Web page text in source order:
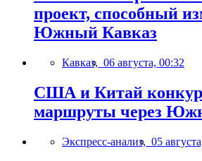
проект, способный
Южный Кавказ
Кавказ, 06 августа, 00:32
США и Китай
маршруты через
Экспресс-анализ, 05